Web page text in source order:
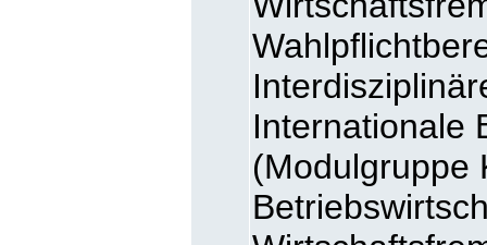
Internationale
(Modulgruppe